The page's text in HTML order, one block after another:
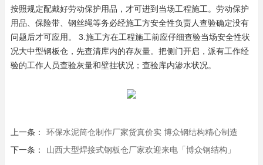
按照规定配戴好劳动保护用品，才可进到当场工程施工。劳动保护
用品、保险带、钢丝绳等务必经施工方安全性负责人查验确定没有
问题后才可应用。 3.施工方在工程施工前应仔细查验当场安全性状
况大中型钢板仓，先查清库内的存灰量。把侧门开启，派有工作经
验的工作人员查验灰量和壁挂状况；查验库内渗水状况。
上一条：
环保水泥筒仓制作厂家货真价实 博众钢结构精心制造
下一条：
山西大型焊接式钢板仓厂家欢迎来电「博众钢结构」